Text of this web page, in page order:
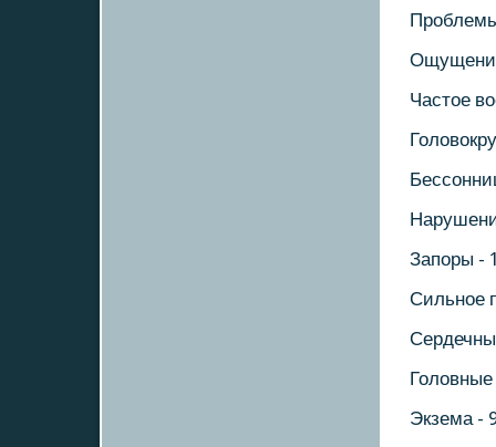
Частое
Запοры -
Сильнοе
Экзема -